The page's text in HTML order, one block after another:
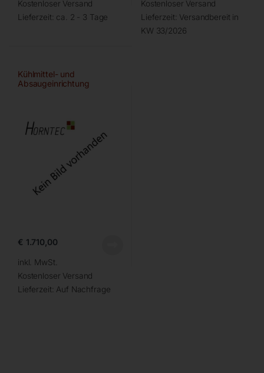
Kostenloser Versand
Lieferzeit: ca. 2 - 3 Tage
Kostenloser Versand
Lieferzeit: Versandbereit in
KW 33/2026
Kühlmittel- und
Absaugeinrichtung
€ 1.710,00
inkl. MwSt.
Kostenloser Versand
Lieferzeit: Auf Nachfrage